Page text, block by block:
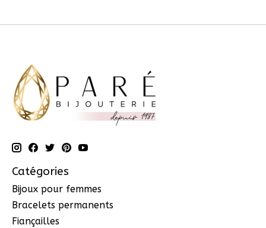
Catégories
Bijoux pour femmes
Bracelets permanents
Fiançailles